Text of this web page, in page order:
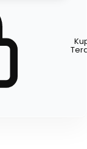
produktu